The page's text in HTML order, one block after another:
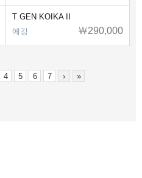
T GEN KOIKA II
에깅
￦290,000
4 5 6 7 › »